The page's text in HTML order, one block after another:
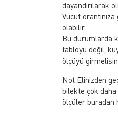
dayandırılarak
Vücut
olabilir.
Bu durumlarda
tabloyu değil,
ölçüyü
Not:Elinizden
bilekte çok daha
ölçüler buradan